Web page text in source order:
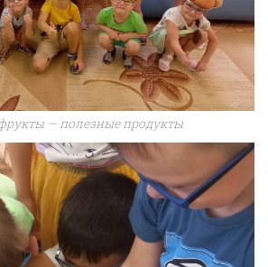
— полезные продукты